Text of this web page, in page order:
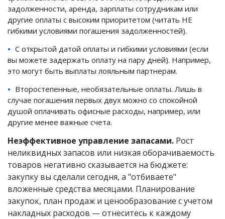
задолженности, аренда, зарплаты сотрудникам или
другие оплаты с высоким приоритетом (читать НЕ
гибкими условиями погашения задолженностей).
С открытой датой оплаты и гибкими условиями (если
вы можете задержать оплату на пару дней). Например,
это могут быть выплаты лояльным партнерам.
Второстепенные, необязательные оплаты. Лишь в
случае погашения первых двух можно со спокойной
душой оплачивать офисные расходы, например, или
другие менее важные счета.
Неэффективное управление запасами. Рост
неликвидных запасов или низкая оборачиваемость
товаров негативно сказывается на бюджете:
закупку вы сделали сегодня, а "отбиваете"
вложенные средства месяцами. Планирование
закупок, план продаж и ценообразование с учетом
накладных расходов — отнеситесь к каждому